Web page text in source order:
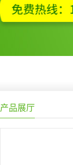
产品展厅